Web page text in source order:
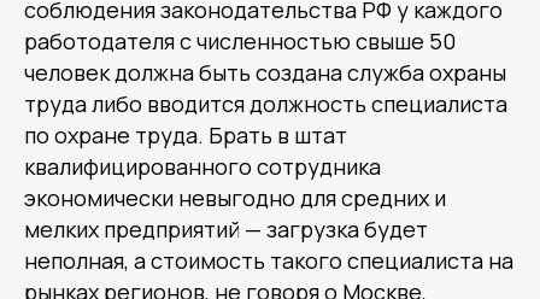
соблюдения законодательства РФ у каждого
работодателя с численностью свыше 50
человек должна быть создана служба охраны
труда либо вводится должность специалиста
по охране труда. Брать в штат
квалифицированного сотрудника
экономически невыгодно для средних и
мелких предприятий — загрузка будет
неполная, а стоимость такого специалиста на
рынках регионов, не говоря о Москве,